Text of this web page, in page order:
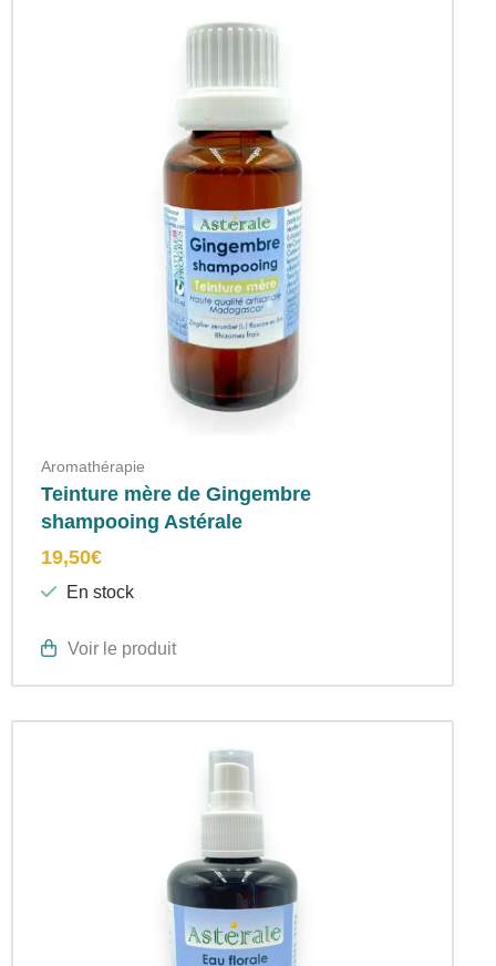
Aromathérapie
Teinture mère de Gingembre
shampooing Astérale
19,50€
En stock
Voir le produit